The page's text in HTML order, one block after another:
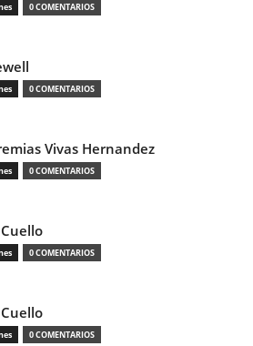
0 COMENTARIOS
0 COMENTARIOS
Vivas Hernandez
0 COMENTARIOS
0 COMENTARIOS
0 COMENTARIOS